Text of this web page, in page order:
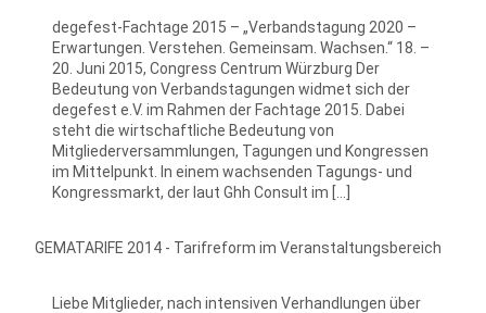
degefest-Fachtage 2015 – „Verbandstagung 2020 –
Erwartungen. Verstehen. Gemeinsam. Wachsen.“ 18. –
20. Juni 2015, Congress Centrum Würzburg Der
Bedeutung von Verbandstagungen widmet sich der
degefest e.V. im Rahmen der Fachtage 2015. Dabei
steht die wirtschaftliche Bedeutung von
Mitgliederversammlungen, Tagungen und Kongressen
im Mittelpunkt. In einem wachsenden Tagungs- und
Kongressmarkt, der laut Ghh Consult im […]
GEMATARIFE 2014 - Tarifreform im Veranstaltungsbereich
Liebe Mitglieder, nach intensiven Verhandlungen über